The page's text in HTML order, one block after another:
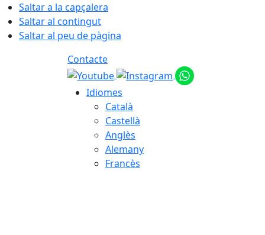
Saltar a la capçalera
Saltar al contingut
Saltar al peu de pàgina
Contacte
Idiomes
Català
Castellà
Anglès
Alemany
Francès